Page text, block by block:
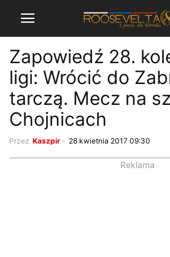
Zapowiedź 28.
ligi: Wrócić do
tarczą. Mecz na
Chojnicach
Przez Kaszpir - 28 kwietnia 2017 09:30